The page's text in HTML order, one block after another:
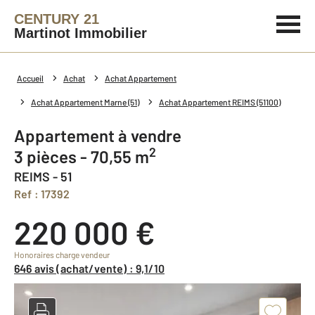
CENTURY 21
Martinot Immobilier
Accueil Achat Achat Appartement
Achat Appartement Marne (51) Achat Appartement REIMS (51100)
Appartement à vendre
3 pièces - 70,55 m2
REIMS - 51
Ref : 17392
220 000 €
Honoraires charge vendeur
646 avis (achat/vente) : 9,1/10